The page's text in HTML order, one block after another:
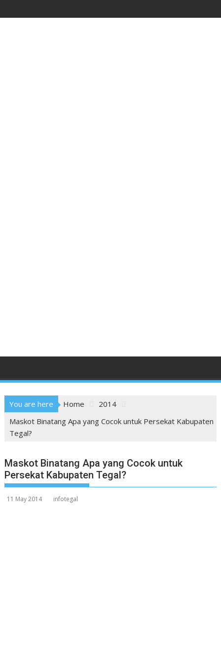
to
You are here Home
2014
Maskot Binatang Apa yang Cocok untuk Persekat Kabupaten
Tegal?
Maskot Binatang Apa yang Cocok untuk
Persekat Kabupaten Tegal?
11 May 2014 infotegal